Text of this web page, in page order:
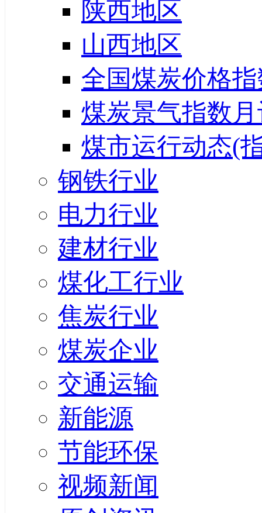
陕西地区
山西地区
全国煤炭价格
煤炭景气指数
煤市运行动态(
钢铁行业
电力行业
建材行业
煤化工行业
焦炭行业
煤炭企业
交通运输
新能源
节能环保
视频新闻